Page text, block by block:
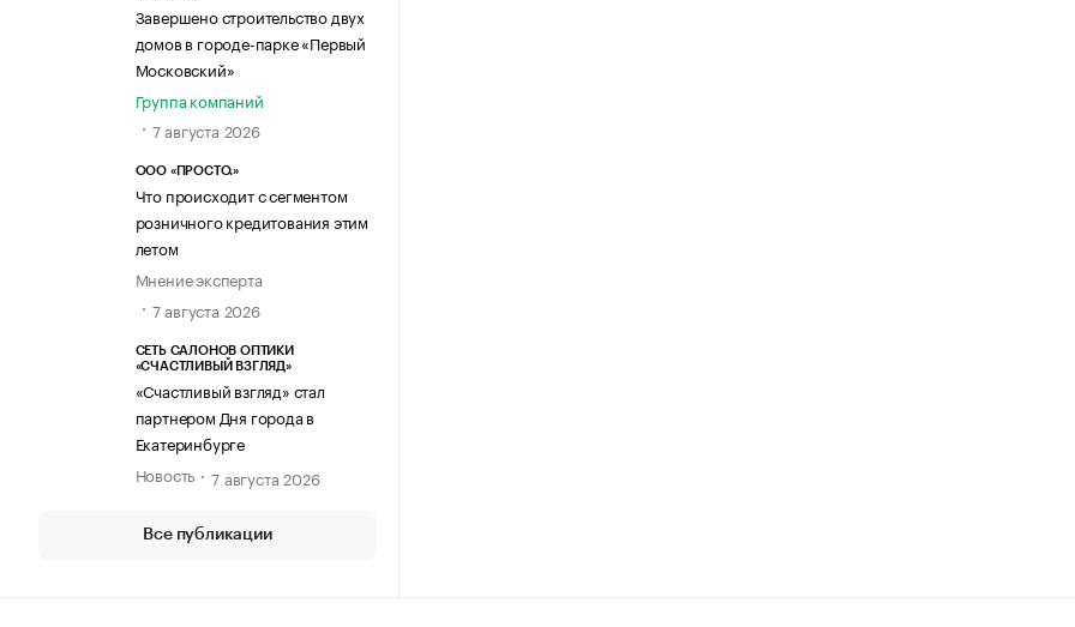
Завершено строительство двух
домов в городе-парке «Первый
Московский»
Группа компаний
7 августа 2026
ООО «ПРОСТО.»
Что происходит с сегментом
розничного кредитования этим
летом
Мнение эксперта
7 августа 2026
СЕТЬ САЛОНОВ ОПТИКИ
«СЧАСТЛИВЫЙ ВЗГЛЯД»
«Счастливый взгляд» стал
партнером Дня города в
Екатеринбурге
Новость
7 августа 2026
Все публикации